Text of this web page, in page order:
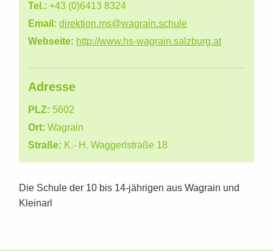
Tel.: +43 (0)6413 8324
Email: direktion.ms@wagrain.schule
Webseite: http://www.hs-wagrain.salzburg.at
Adresse
PLZ: 5602
Ort: Wagrain
Straße: K.- H. Waggerlstraße 18
Die Schule der 10 bis 14-jährigen aus Wagrain und
Kleinarl